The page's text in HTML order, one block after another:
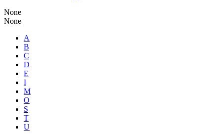
None
None
A
B
C
D
E
I
M
O
S
T
U